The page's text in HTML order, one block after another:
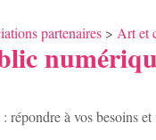
partenaires > Art et
répondre à vos besoins